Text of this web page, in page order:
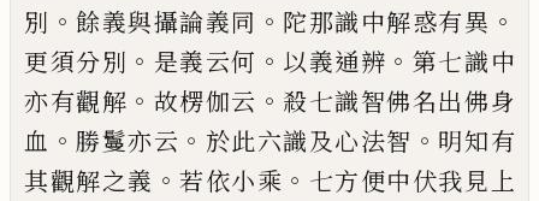
別 。餘義與攝論義同 。 陀那識中解惑有異 。
更須分別 。 是義云何 。 以義通辨 。 第七識中
亦有觀解 。 故楞伽云 。 殺七識智佛名出佛身
血 。 勝鬘亦云 。 於此六識及心法智 。 明知有
其觀解之義 。若依小乘 。 七方便中伏我見上